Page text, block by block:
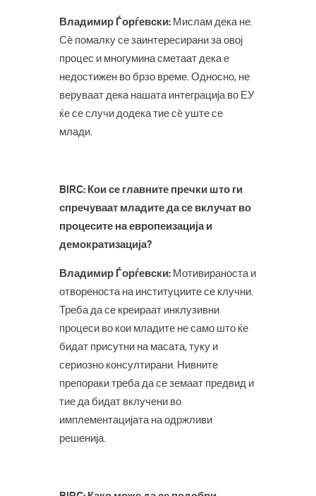
Владимир Ѓорѓевски: Мислам дека не.
Сè помалку се заинтересирани за овој
процес и многумина сметаат дека е
недостижен во брзо време. Односно, не
веруваат дека нашата интеграција во ЕУ
ќе се случи додека тие сè уште се
млади.
BIRC: Кои се главните пречки што ги
спречуваат младите да се вклучат во
процесите на европеизација и
демократизација?
Владимир Ѓорѓевски: Мотивираноста и
отвореноста на институциите се клучни.
Треба да се креираат инклузивни
процеси во кои младите не само што ќе
бидат присутни на масата, туку и
сериозно консултирани. Нивните
препораки треба да се земаат предвид и
тие да бидат вклучени во
имплементацијата на одржливи
решенија.